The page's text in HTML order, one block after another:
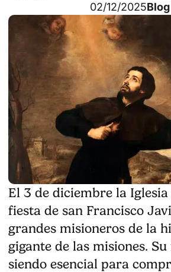
02/12/2025Blog
El 3 de diciembre la
fiesta de san Francisco
grandes misioneros de la
gigante de las misiones.
siendo esencial para